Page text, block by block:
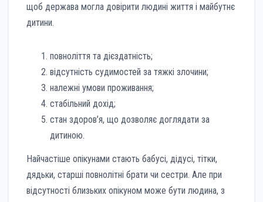
щоб держава могла довірити людині життя і майбутнє
дитини.
повноліття та дієздатність;
відсутність судимостей за тяжкі злочини;
належні умови проживання;
стабільний дохід;
стан здоров’я, що дозволяє доглядати за
дитиною.
Найчастіше опікунами стають бабусі, дідусі, тітки,
дядьки, старші повнолітні брати чи сестри. Але при
відсутності близьких опікуном може бути людина, з